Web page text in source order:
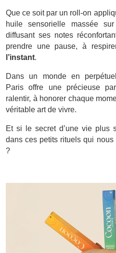
Que ce soit par un roll-on
huile sensorielle massée
diffusant ses notes
prendre une pause, à
l’instant.
Dans un monde en
Paris offre une précieuse
ralentir, à honorer chaque
véritable art de vivre.
Et si le secret d’une vie plus
dans ces petits rituels qui
?